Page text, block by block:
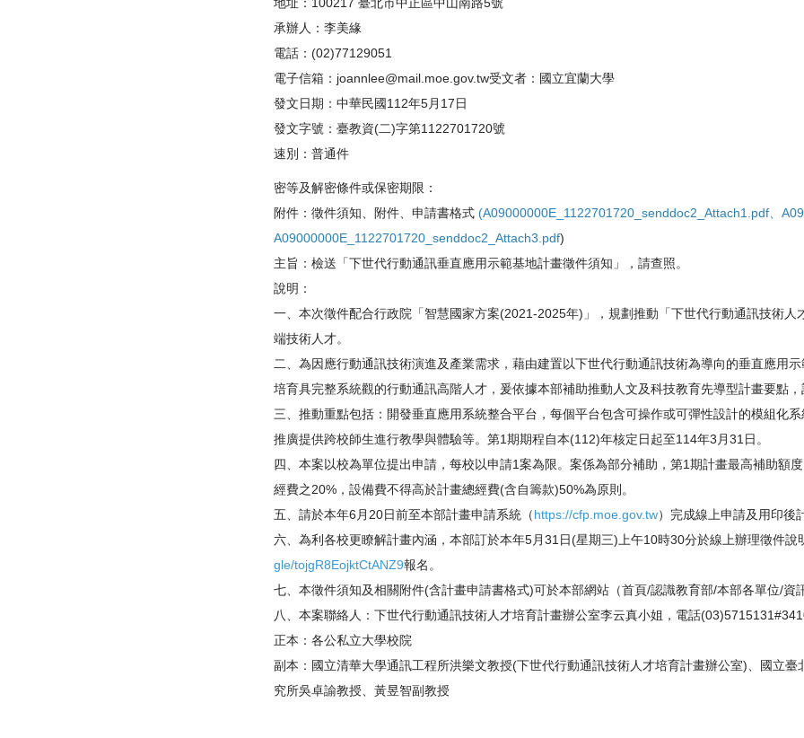
地址：100217 臺北市中正區中山南路5號
承辦人：李美緣
電話：(02)77129051
電子信箱： joannlee@mail.moe.gov.tw受文者：國立宜蘭大學
發文日期：中華民國112年5月17日
發文字號：臺教資(二)字第1122701720號
速別：普通件
密等及解密條件或保密期限：
附件：徵件須知、附件、申請書格式 (A09000000E_1122701720_ senddoc2_Attach1.pdf、
A09000000E_1122701720_ senddoc2_Attach3.pdf)
主旨：檢送「下世代行動通訊垂直應用示範基地計畫徵件須知」， 請查照。
說明：
一、本次徵件配合行政院「智慧國家方案(2021-2025年) 」，規劃推動「下世代行動通訊技術人
端技術人才。
二、為因應行動通訊技術演進及產業需求， 藉由建置以下世代行動通訊技術為導向的垂直應用
培育具完整系統觀的行動通訊高階人才， 爰依據本部補助推動人文及科技教育先導型計畫要點，
三、推動重點包括：開發垂直應用系統整合平台， 每個平台包含可操作或可彈性設計的模組化
推廣提供跨校師生進行教學與體驗等。第1期期程自本(112)年核定日起至114年3月31日。
四、本案以校為單位提出申請，每校以申請1案為限。 案係為部分補助，第1期計畫最高補助額
經費之20%， 設備費不得高於計畫總經費(含自籌款)50%為原則。
五、請於本年6月20日前至本部計畫申請系統（https://cfp.moe.gov.tw） 完成線上申請及用印後
六、為利各校更瞭解計畫內涵，本部訂於本年5月31日(星期三)上午10時30分於線上辦理徵件說
gle/tojgR8EojktCtANZ9報名。
七、本徵件須知及相關附件(含計畫申請書格式)可於本部網站（首頁/認識教育部/本部各單位/資
八、本案聯絡人： 下世代行動通訊技術人才培育計畫辦公室李云真小姐，電話(03)
正本：各公私立大學校院
副本：國立清華大學通訊工程所洪樂文教授(下世代行動通訊技術人才培育計畫辦公室)、
國立臺
究所吳卓諭教授、黃昱智副教授